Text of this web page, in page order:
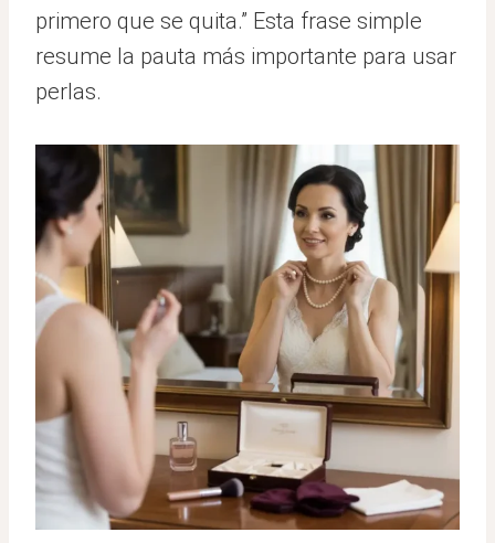
primero que se quita.” Esta frase simple
resume la pauta más importante para usar
perlas.